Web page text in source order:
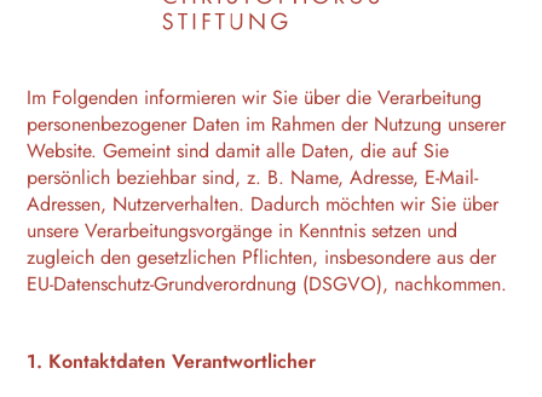
Im Folgenden informieren wir Sie über die Verarbeitung
personenbezogener Daten im Rahmen der Nutzung unserer
Website. Gemeint sind damit alle Daten, die auf Sie
persönlich beziehbar sind, z. B. Name, Adresse, E-Mail-
Adressen, Nutzerverhalten. Dadurch möchten wir Sie über
unsere Verarbeitungsvorgänge in Kenntnis setzen und
zugleich den gesetzlichen Pflichten, insbesondere aus der
EU-Datenschutz-Grundverordnung (DSGVO), nachkommen.
1. Kontaktdaten Verantwortlicher